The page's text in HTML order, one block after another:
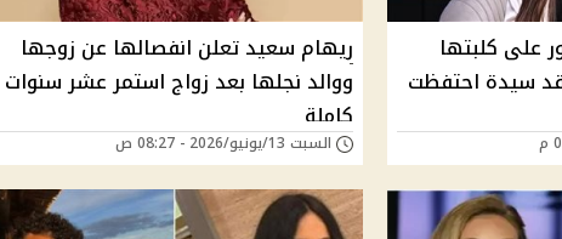
على كلبتها
وتنتقد سيدة احتفظت
ريهام سعيد تعلن انفصالها عن زوجها
ووالد نجلها بعد زواج استمر عشر سنوات
كاملة
السبت 13/يونيو/2026 - 08:27 ص